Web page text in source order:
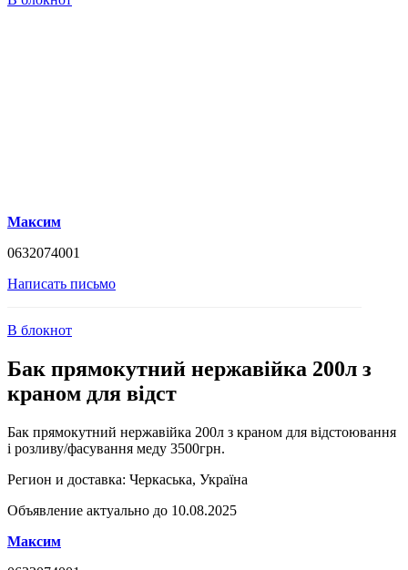
Максим
0632074001
Написать письмо
В блокнот
Бак прямокутний нержавійка 200л з
краном для відст
Бак прямокутний нержавійка 200л з краном для відстоювання
і розливу/фасування меду 3500грн.
Регион и доставка: Черкаська, Україна
Объявление актуально до 10.08.2025
Максим